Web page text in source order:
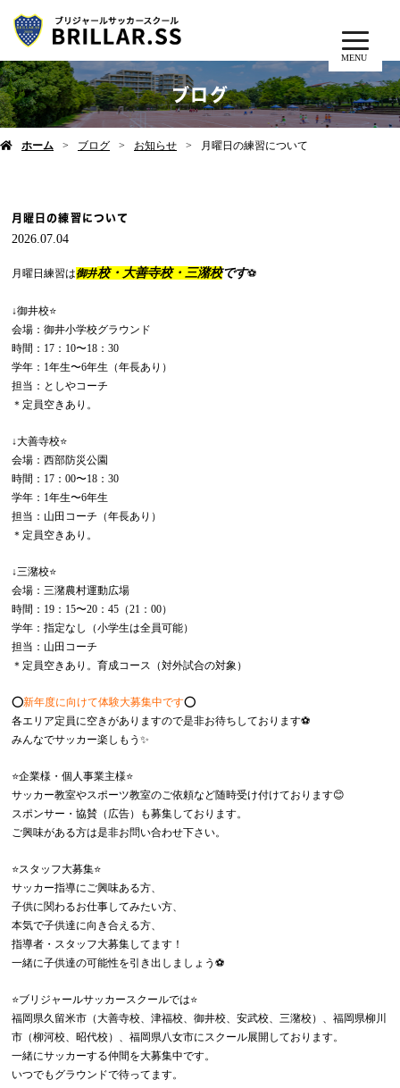
MENU
ブログ
ホーム ブログ お知らせ 月曜日の練習について
月曜日の練習について
2026.07.04
月曜日練習は御井校・大善寺校・三潴校です⚽️
↓御井校⭐️
会場：御井小学校グラウンド
時間：17：10〜18：30
学年：1年生〜6年生（年長あり）
担当：としやコーチ
＊定員空きあり。
↓大善寺校⭐️
会場：西部防災公園
時間：17：00〜18：30
学年：1年生〜6年生
担当：山田コーチ（年長あり）
＊定員空きあり。
↓三潴校⭐️
会場：三潴農村運動広場
時間：19：15〜20：45（21：00）
学年：指定なし（小学生は全員可能）
担当：山田コーチ
＊定員空きあり。育成コース（対外試合の対象）
⭕️新年度に向けて体験大募集中です⭕️
各エリア定員に空きがありますので是非お待ちしております⚽️
みんなでサッカー楽しもう✨
⭐️企業様・個人事業主様⭐️
サッカー教室やスポーツ教室のご依頼など随時受け付けております😊
スポンサー・協賛（広告）も募集しております。
ご興味がある方は是非お問い合わせ下さい。
⭐️スタッフ大募集⭐️
サッカー指導にご興味ある方、
子供に関わるお仕事してみたい方、
本気で子供達に向き合える方、
指導者・スタッフ大募集してます！
一緒に子供達の可能性を引き出しましょう⚽️
⭐️ブリジャールサッカースクールでは⭐️
福岡県久留米市（大善寺校、津福校、御井校、安武校、三潴校）、福岡県柳川
市（柳河校、昭代校）、福岡県八女市にスクール展開しております。
一緒にサッカーする仲間を大募集中です。
いつでもグラウンドで待ってます。